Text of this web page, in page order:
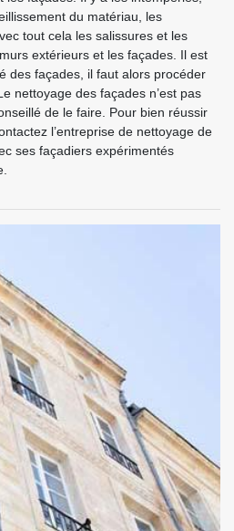
du matériau, les
tout cela les salissures et les
extérieurs et les façades. Il est
des façades, il faut alors procéder
nettoyage des façades n’est pas
de le faire. Pour bien réussir
l’entreprise de nettoyage de
ses façadiers expérimentés